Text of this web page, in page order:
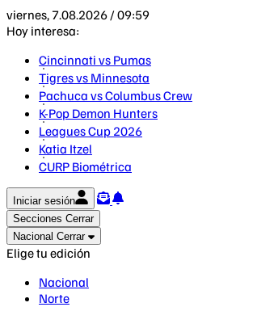
viernes, 7.08.2026 / 09:59
Hoy interesa:
Cincinnati vs Pumas
Tigres vs Minnesota
Pachuca vs Columbus Crew
K-Pop Demon Hunters
Leagues Cup 2026
Katia Itzel
CURP Biométrica
Iniciar sesión
Secciones Cerrar
Nacional Cerrar
Elige tu edición
Nacional
Norte